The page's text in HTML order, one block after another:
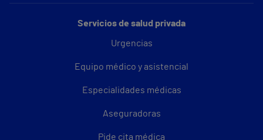
Servicios de salud privada
Urgencias
Equipo médico y asistencial
Especialidades médicas
Aseguradoras
Pide cita médica